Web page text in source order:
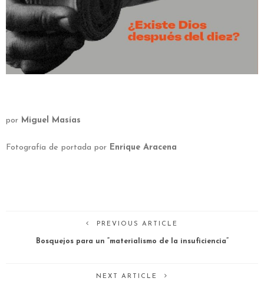
por Miguel Masías
Fotografía de portada por Enrique Aracena
PREVIOUS ARTICLE
Bosquejos para un “materialismo de la insuficiencia”
NEXT ARTICLE